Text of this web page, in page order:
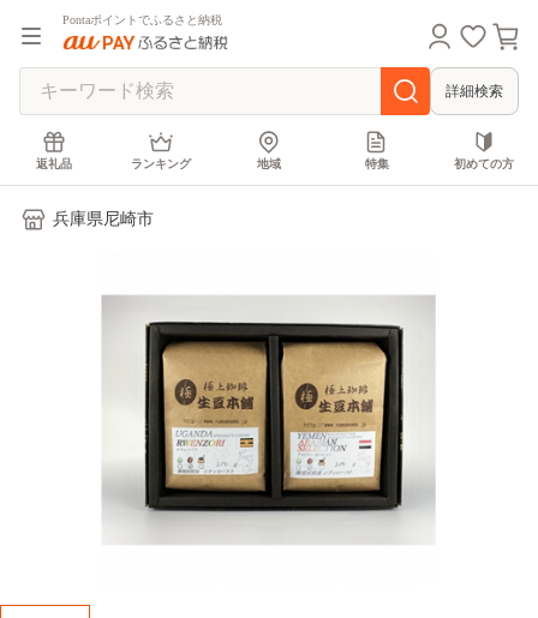
Pontaポイントでふるさと納税
詳細検索
返礼品 ランキング 地域 特集 初めての方
兵庫県尼崎市